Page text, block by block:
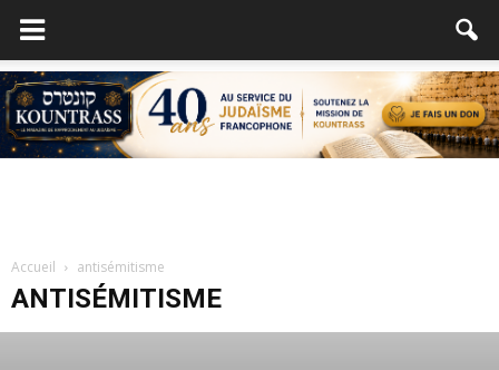
Accueil antisémitisme
ANTISÉMITISME